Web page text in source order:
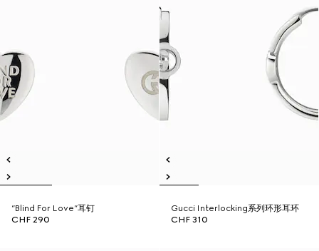
“Blind For Love”耳钉
CHF 290
Gucci Interlocking系列环形耳环
CHF 310